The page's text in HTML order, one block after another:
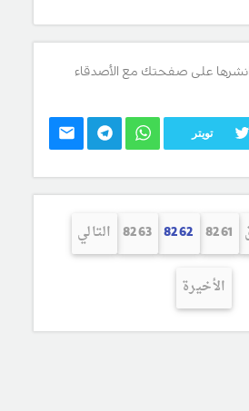
على صفحتك مع الأصدقاء
تويتر
8261
8262
8263 التالي
الأخيرة